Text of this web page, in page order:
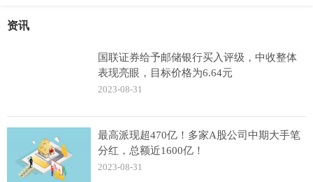
资讯
国联证券给予邮储银行买入评级，中收整体
表现亮眼，目标价格为6.64元
2023-08-31
最高派现超470亿！多家A股公司中期大手笔
分红，总额近1600亿！
2023-08-31